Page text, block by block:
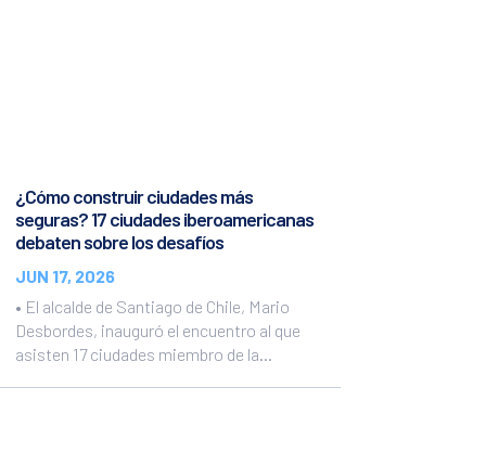
¿Cómo construir ciudades más
seguras? 17 ciudades iberoamericanas
debaten sobre los desafíos
JUN 17, 2026
• El alcalde de Santiago de Chile, Mario
Desbordes, inauguró el encuentro al que
asisten 17 ciudades miembro de la...